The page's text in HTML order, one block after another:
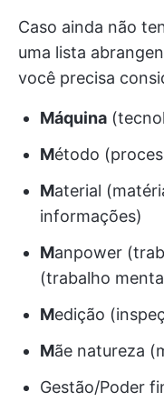
Caso ainda não
uma lista
você precisa
Máquina
Método
Material
informações)
Manpower
(trabalho
Medição
Mãe natureza
Gestão/Poder